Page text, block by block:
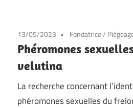
13/05/2023 Fondatrice/
Phéromones
velutina
La recherche concernant
phéromones sexuelles du